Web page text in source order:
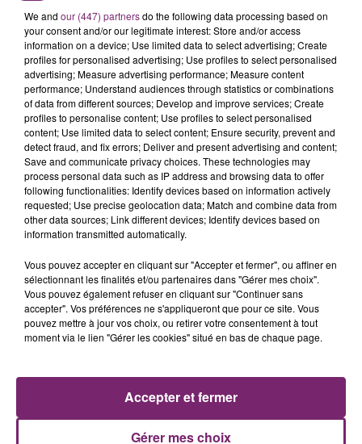
PHOTOS PUBLICITÉ
We and our (447) partnersdo the following data processing based on
your consent and/or our legitimate interest: Store and/or access
information on a device; Use limited data to select advertising; Create
profiles for personalised advertising; Use profiles to select personalised
advertising; Measure advertising performance; Measure content
performance; Understand audiences through statistics or combinations
of data from different sources; Develop and improve services; Create
profiles to personalise content; Use profiles to select personalised
content; Use limited data to select content; Ensure security, prevent and
detect fraud, and fix errors; Deliver and present advertising and content;
Save and communicate privacy choices. These technologies may
process personal data such as IP address and browsing data to offer
following functionalities: Identify devices based on information actively
requested; Use precise geolocation data; Match and combine data from
other data sources; Link different devices; Identify devices based on
information transmitted automatically.
Vous pouvez accepter en cliquant sur "Accepter et fermer", ou affiner en
sélectionnant les finalités et/ou partenaires dans "Gérer mes choix".
Vous pouvez également refuser en cliquant sur "Continuer sans
accepter". Vos préférences ne s'appliqueront que pour ce site. Vous
pouvez mettre à jour vos choix, ou retirer votre consentement à tout
moment via le lien "Gérer les cookies" situé en bas de chaque page.
Gérer mes choix
Accepter et fermer